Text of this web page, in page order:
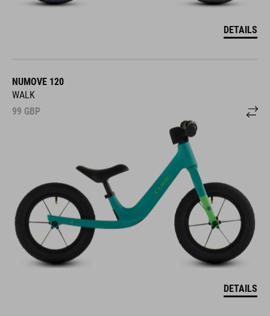
DETAILS
NUMOVE 120
WALK
99 GBP
DETAILS